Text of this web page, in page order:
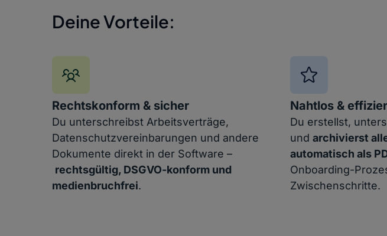
Deine Vorteile:
Rechtskonform & sicher
Du unterschreibst Arbeitsverträge,
Datenschutzvereinbarungen und andere
Dokumente direkt in der Software –
rechtsgültig, DSGVO-konform und
medienbruchfrei.
Nahtlos &
Du erstellst,
und archivierst
automatisch als
Onboarding-
Zwischenschritte.